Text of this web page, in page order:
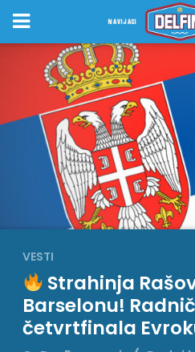
NAVIJACI
VESTI
Strahinja
Barselonu!
četvrtfinala